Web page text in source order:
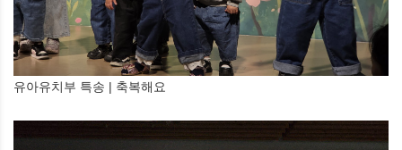
유아유치부 특송 | 축복해요